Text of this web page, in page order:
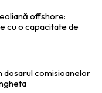
offshore:
cu o capacitate de
dosarul comisioanelor